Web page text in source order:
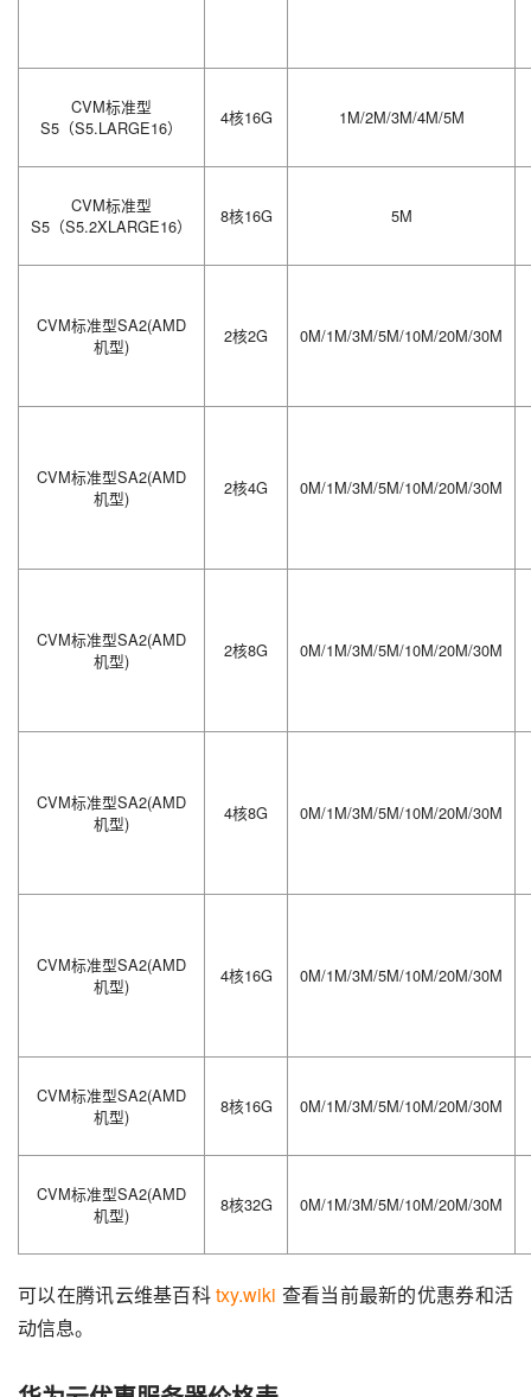
CVM标准型
S5（S5.LARGE16）
4核16G 1M/2M/3M/4M/5M
CVM标准型
S5（S5.2XLARGE16）
8核16G 5M
CVM标准型SA2(AMD
机型)
2核2G 0M/1M/3M/5M/10M/20M/30M
CVM标准型SA2(AMD
机型)
2核4G 0M/1M/3M/5M/10M/20M/30M
CVM标准型SA2(AMD
机型)
2核8G 0M/1M/3M/5M/10M/20M/30M
CVM标准型SA2(AMD
机型)
4核8G 0M/1M/3M/5M/10M/20M/30M
CVM标准型SA2(AMD
机型)
4核16G 0M/1M/3M/5M/10M/20M/30M
CVM标准型SA2(AMD
机型)
8核16G 0M/1M/3M/5M/10M/20M/30M
CVM标准型SA2(AMD
机型)
8核32G 0M/1M/3M/5M/10M/20M/30M
可以在腾讯云维基百科 txy.wiki 查看当前最新的优惠券和活
动信息。